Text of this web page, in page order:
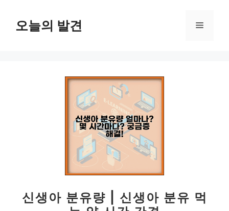
오늘의 발견 메
신생아 분유량 | 신생아 분유 먹